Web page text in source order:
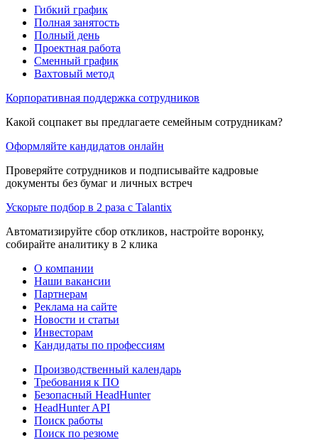
Гибкий график
Полная занятость
Полный день
Проектная работа
Сменный график
Вахтовый метод
Корпоративная поддержка сотрудников
Какой соцпакет вы предлагаете семейным сотрудникам?
Оформляйте кандидатов онлайн
Проверяйте сотрудников и подписывайте кадровые
документы без бумаг и личных встреч
Ускорьте подбор в 2 раза с Talantix
Автоматизируйте сбор откликов, настройте воронку,
собирайте аналитику в 2 клика
О компании
Наши вакансии
Партнерам
Реклама на сайте
Новости и статьи
Инвесторам
Кандидаты по профессиям
Производственный календарь
Требования к ПО
Безопасный HeadHunter
HeadHunter API
Поиск работы
Поиск по резюме